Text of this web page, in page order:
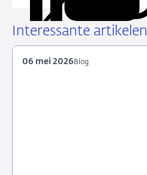
LinkedIn
via
X
Facebook
e-
Interessante artikelen
Blog
06 mei 2026